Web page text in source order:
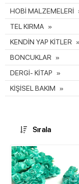
HOBİ MALZEMELERİ
TEL KIRMA
KENDİN YAP KİTLER
BONCUKLAR
DERGİ- KİTAP
KİŞİSEL BAKIM
Sırala